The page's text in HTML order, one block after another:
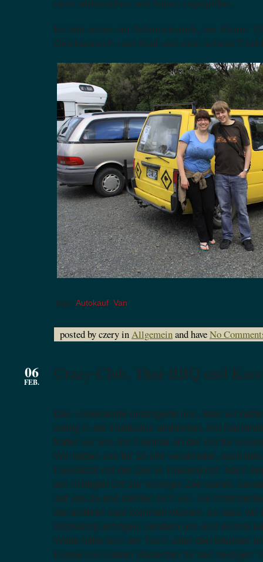
nicht widerstehen und haben zugegriffen.
Ist halt schon ein Schmuckstück, der Kleine! 🙂
Glückwunsch zum Kauf und viele schöne
Tags: Autokauf Van
posted by czery inAllgemeinand haveNo
06
FEB. Crazy-Club, Thai-BBQ und
Das Unbekannte umzingelte uns, aber wir
wenig in die Thailkultur einführten. Am
trafen wir uns noch einmal an der Uni für
Wir hatten uns für 16 Uhr verabredet, doch
Flexibilität mit der Zeit in Thailand mit. Nach
am richtigen Ort zur richtigen Zeit waren,
auf uns zu und stellten sich vor. Sie
die anderen bald kommen würden, so dass wir
Workshop anfingen, sondern uns erst einmal
Weile füllte sich der Tisch unter den Bäumen
Runde von sieben Studenten für den heutigen